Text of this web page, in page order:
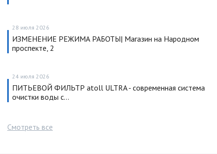
28 июля 2026
ИЗМЕНЕНИЕ РЕЖИМА РАБОТЫ| Магазин на Народном
проспекте, 2
24 июля 2026
ПИТЬЕВОЙ ФИЛЬТР atoll ULTRA - современная система
очистки воды с…
Смотреть все